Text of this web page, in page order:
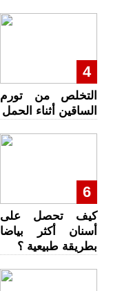
4
التخلص من تورم
الساقين أثناء الحمل
6
كيف تحصل على
أسنان أكثر بياضا
بطريقة طبيعية ؟